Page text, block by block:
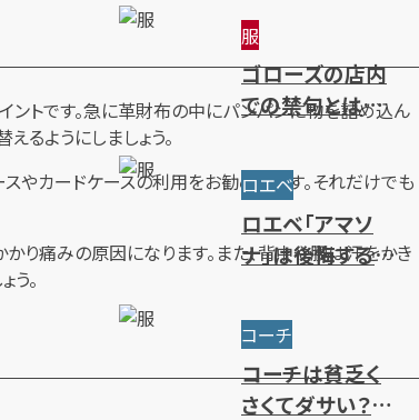
ントです。急に革財布の中にパンパンに物を詰め込ん
るようにしましょう。
やカードケースの利用をお勧めします。それだけでも
り痛みの原因になります。また、背中や腰は汗をかき
。
～限定・廃盤ライ
ンまで一挙紹介
服
ゴローズの店内
での禁句とは？
抽選方法を解説
ロエベ
ロエベ「アマソ
ナ」は後悔するほ
勝手やサイズ・人
気色を解説
コーチ
コーチは貧乏く
さくてダサい？年